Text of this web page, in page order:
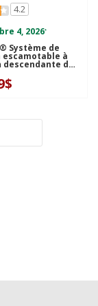
4.2
4, 2026*
Système de
à
descendante de